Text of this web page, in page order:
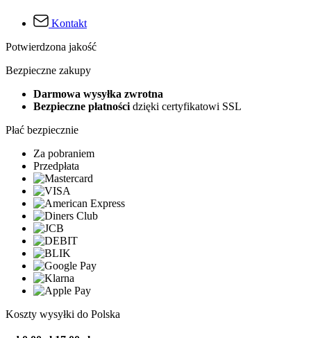
Kontakt
Potwierdzona jakość
Bezpieczne zakupy
Darmowa wysyłka zwrotna
Bezpieczne płatności dzięki certyfikatowi SSL
Płać bezpiecznie
Za pobraniem
Przedpłata
Koszty wysyłki do Polska